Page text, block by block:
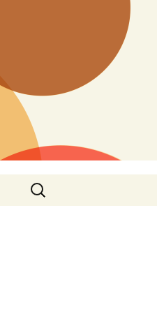
Buscar: